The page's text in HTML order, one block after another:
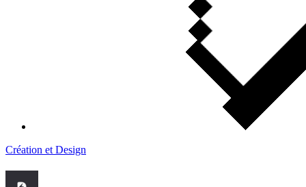
Création et Design